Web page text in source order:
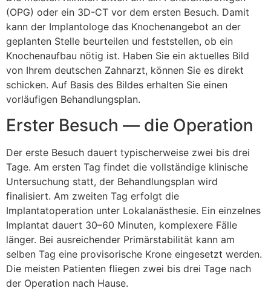
(OPG) oder ein 3D-CT vor dem ersten Besuch. Damit
kann der Implantologe das Knochenangebot an der
geplanten Stelle beurteilen und feststellen, ob ein
Knochenaufbau nötig ist. Haben Sie ein aktuelles Bild
von Ihrem deutschen Zahnarzt, können Sie es direkt
schicken. Auf Basis des Bildes erhalten Sie einen
vorläufigen Behandlungsplan.
Erster Besuch — die Operation
Der erste Besuch dauert typischerweise zwei bis drei
Tage. Am ersten Tag findet die vollständige klinische
Untersuchung statt, der Behandlungsplan wird
finalisiert. Am zweiten Tag erfolgt die
Implantatoperation unter Lokalanästhesie. Ein einzelnes
Implantat dauert 30–60 Minuten, komplexere Fälle
länger. Bei ausreichender Primärstabilität kann am
selben Tag eine provisorische Krone eingesetzt werden.
Die meisten Patienten fliegen zwei bis drei Tage nach
der Operation nach Hause.